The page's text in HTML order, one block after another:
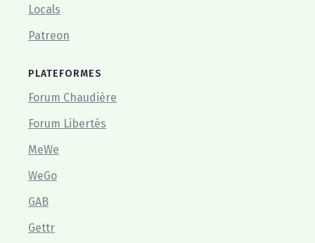
Locals
Patreon
PLATEFORMES
Forum Chaudière
Forum Libertés
MeWe
WeGo
GAB
Gettr